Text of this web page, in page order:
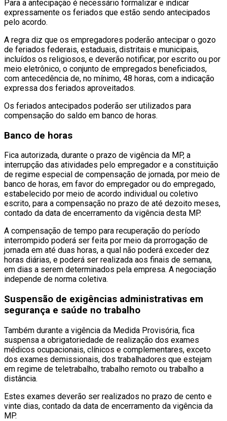
Para a antecipação é necessário formalizar e indicar
expressamente os feriados que estão sendo antecipados
pelo acordo.
A regra diz que os empregadores poderão antecipar o gozo
de feriados federais, estaduais, distritais e municipais,
incluídos os religiosos, e deverão notificar, por escrito ou por
meio eletrônico, o conjunto de empregados beneficiados,
com antecedência de, no mínimo, 48 horas, com a indicação
expressa dos feriados aproveitados.
Os feriados antecipados poderão ser utilizados para
compensação do saldo em banco de horas.
Banco de horas
Fica autorizada, durante o prazo de vigência da MP, a
interrupção das atividades pelo empregador e a constituição
de regime especial de compensação de jornada, por meio de
banco de horas, em favor do empregador ou do empregado,
estabelecido por meio de acordo individual ou coletivo
escrito, para a compensação no prazo de até dezoito meses,
contado da data de encerramento da vigência desta MP.
A compensação de tempo para recuperação do período
interrompido poderá ser feita por meio da prorrogação de
jornada em até duas horas, a qual não poderá exceder dez
horas diárias, e poderá ser realizada aos finais de semana,
em dias a serem determinados pela empresa. A negociação
independe de norma coletiva.
Suspensão de exigências administrativas em
segurança e saúde no trabalho
Também durante a vigência da Medida Provisória, fica
suspensa a obrigatoriedade de realização dos exames
médicos ocupacionais, clínicos e complementares, exceto
dos exames demissionais, dos trabalhadores que estejam
em regime de teletrabalho, trabalho remoto ou trabalho a
distância.
Estes exames deverão ser realizados no prazo de cento e
vinte dias, contado da data de encerramento da vigência da
MP.